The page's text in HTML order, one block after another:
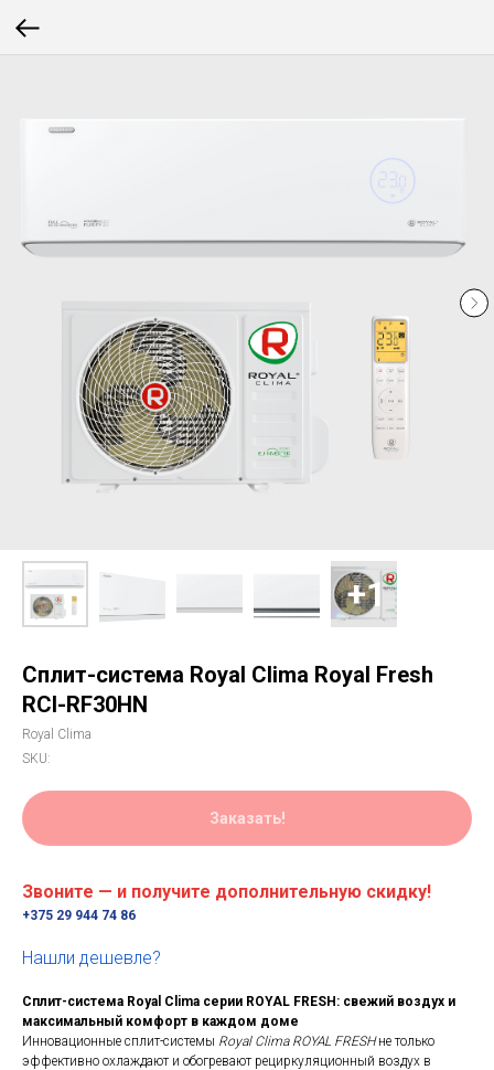
Сплит-система Royal Clima Royal Fresh
RCI-RF30HN
Royal Clima
SKU:
Заказать!
Звоните — и получите дополнительную скидку!
+375 29 944 74 86
Нашли дешевле?
Сплит-система Royal Clima серии ROYAL FRESH: свежий воздух и
максимальный комфорт в каждом доме
Инновационные сплит-системы Royal Clima ROYAL FRESHне только
эффективно охлаждают и обогревают рециркуляционный воздух в